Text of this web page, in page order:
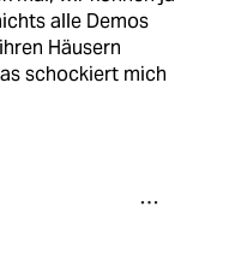
alle Demos
Häusern
schockiert mich